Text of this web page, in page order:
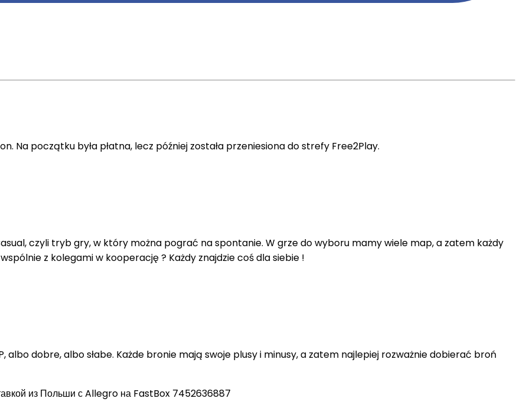
Na początku była płatna, lecz później została przeniesiona do strefy Free2Play.
czyli tryb gry, w który można pograć na spontanie. W grze do wyboru mamy wiele map, a zatem każdy
z kolegami w kooperację ? Każdy znajdzie coś dla siebie !
dobre, albo słabe. Każde bronie mają swoje plusy i minusy, a zatem najlepiej rozważnie dobierać broń